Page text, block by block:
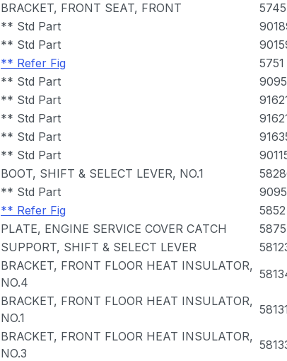
BRACKET, FRONT SEAT, FRONT
** Std Part
** Std Part
** Refer Fig
5751
** Std Part
** Std Part
** Std Part
** Std Part
** Std Part
BOOT, SHIFT & SELECT LEVER, NO.1
** Std Part
** Refer Fig
5852
PLATE, ENGINE SERVICE COVER CATCH
SUPPORT, SHIFT & SELECT LEVER
BRACKET, FRONT FLOOR HEAT INSULATOR,
NO.4
BRACKET, FRONT FLOOR HEAT INSULATOR,
NO.1
BRACKET, FRONT FLOOR HEAT INSULATOR,
NO.3